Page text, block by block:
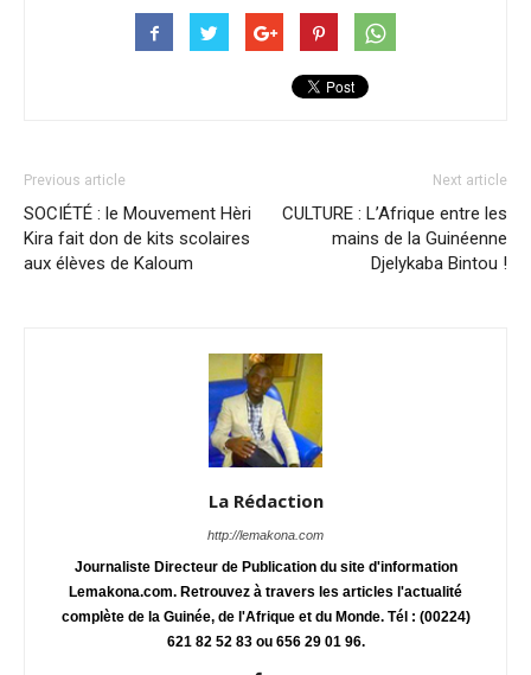
Previous article
SOCIÉTÉ : le Mouvement Hèri
Kira fait don de kits scolaires
aux élèves de Kaloum
Next article
CULTURE : L’Afrique entre les
mains de la Guinéenne
Djelykaba Bintou !
La Rédaction
http://lemakona.com
Journaliste Directeur de Publication du site d'information
Lemakona.com. Retrouvez à travers les articles l'actualité
complète de la Guinée, de l'Afrique et du Monde. Tél : (00224)
621 82 52 83 ou 656 29 01 96.